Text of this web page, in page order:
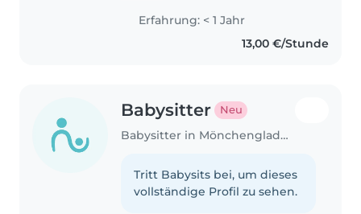
Erfahrung: < 1 Jahr
13,00 €/Stunde
Babysitter Neu
Babysitter in Mönchengladbach
Tritt Babysits bei, um dieses
vollständige Profil zu sehen.